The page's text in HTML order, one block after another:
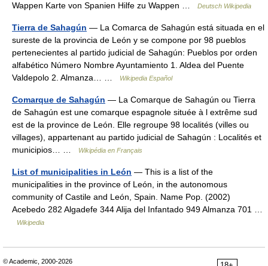
Wappen Karte von Spanien Hilfe zu Wappen …
Deutsch Wikipedia
Tierra de Sahagún — La Comarca de Sahagún está situada en el
sureste de la provincia de León y se compone por 98 pueblos
pertenecientes al partido judicial de Sahagún: Pueblos por orden
alfabético Número Nombre Ayuntamiento 1. Aldea del Puente
Valdepolo 2. Almanza… …
Wikipedia Español
Comarque de Sahagún — La Comarque de Sahagún ou Tierra
de Sahagún est une comarque espagnole située à l extrême sud
est de la province de León. Elle regroupe 98 localités (villes ou
villages), appartenant au partido judicial de Sahagún : Localités et
municipios… …
Wikipédia en Français
List of municipalities in León — This is a list of the
municipalities in the province of León, in the autonomous
community of Castile and León, Spain. Name Pop. (2002)
Acebedo 282 Algadefe 344 Alija del Infantado 949 Almanza 701 …
Wikipedia
© Academic, 2000-2026